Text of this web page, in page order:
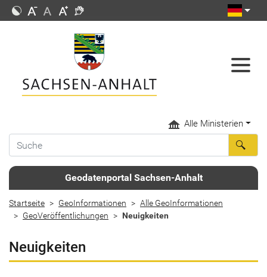
Alle Ministerien
Geodatenportal Sachsen-Anhalt
Startseite GeoInformationen
Alle GeoInformationen
GeoVeröffentlichungen
Neuigkeiten
Neuigkeiten